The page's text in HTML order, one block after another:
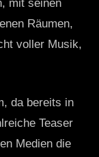
mit seinen
Räumen,
voller Musik,
da bereits in
Teaser
Medien die